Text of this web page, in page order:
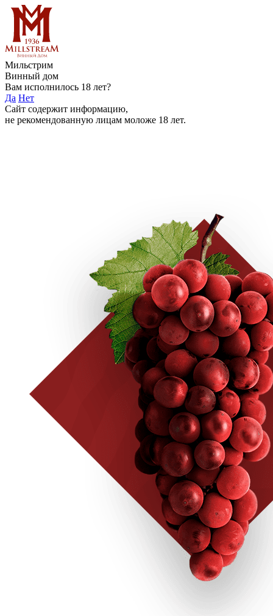
Мильстрим
Винный дом
Вам исполнилось 18 лет?
Да Нет
Сайт содержит информацию,
не рекомендованную лицам моложе 18 лет.